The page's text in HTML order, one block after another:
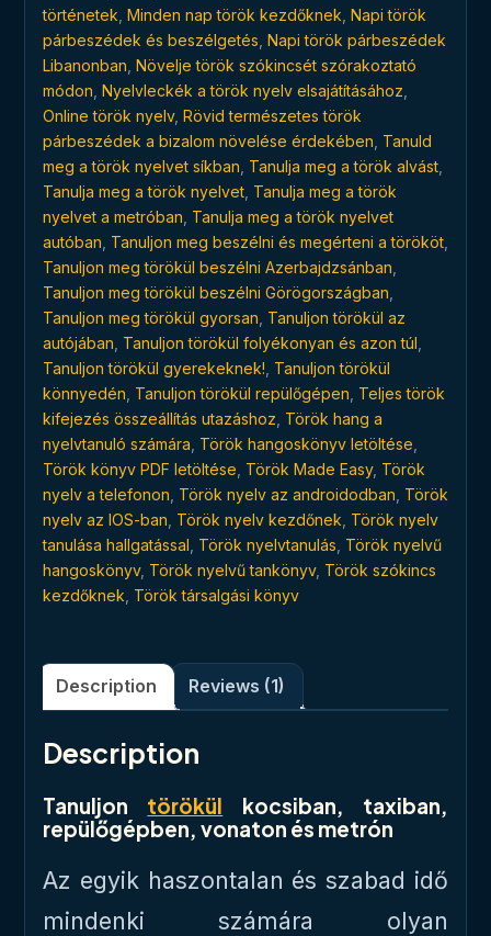
történetek Minden nap török ​​kezdőknek Napi török ​​
párbeszédek és beszélgetés Napi török ​​párbeszédek
Libanonban Növelje török ​​szókincsét szórakoztató
módon Nyelvleckék a török ​​nyelv elsajátításához
Online török ​​nyelv, Rövid természetes török ​​
párbeszédek a bizalom növelése érdekében Tanuld
meg a török ​​nyelvet síkban Tanulja meg a török ​​alvást
Tanulja meg a török ​​nyelvet Tanulja meg a török ​​
nyelvet a metróban Tanulja meg a török ​​nyelvet
autóban Tanuljon meg beszélni és megérteni a törököt
Tanuljon meg törökül beszélni Azerbajdzsánban
Tanuljon meg törökül beszélni Görögországban
Tanuljon meg törökül gyorsan Tanuljon törökül az
autójában Tanuljon törökül folyékonyan és azon túl
Tanuljon törökül gyerekeknek! Tanuljon törökül
könnyedén Tanuljon törökül repülőgépen Teljes török
​​kifejezés összeállítás utazáshoz Török hang a
nyelvtanuló számára Török hangoskönyv letöltése
Török könyv PDF letöltése Török Made Easy, Török
nyelv a telefonon Török nyelv az androidodban Török
nyelv az IOS-ban Török nyelv kezdőnek Török nyelv
tanulása hallgatással Török nyelvtanulás Török nyelvű
hangoskönyv, Török nyelvű tankönyv, Török szókincs
kezdőknek Török társalgási könyv
Description Reviews (1)
Description
Tanuljon törökül kocsiban, taxiban,
repülőgépben, vonaton és metrón
Az egyik haszontalan és szabad idő
mindenki számára olyan